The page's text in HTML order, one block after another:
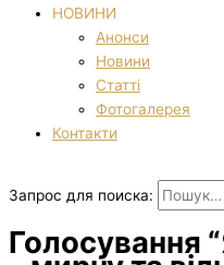
НОВИНИ
Анонси
Новини
Статті
Фотогалерея
Контакти
Запрос для поиска:
Голосування